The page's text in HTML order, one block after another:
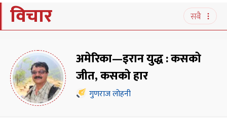
विचार सबै
अमेरिका—इरान युद्ध : कसको
जीत, कसको हार
गुणराज लोहनी